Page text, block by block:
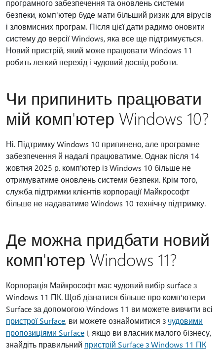
програмного забезпечення та оновлень системи
безпеки, комп'ютер буде мати більший ризик для вірусів
і зловмисних програм. Після цієї дати радимо оновити
систему до версії Windows, яка все ще підтримується.
Новий пристрій, який може працювати Windows 11
робить легкий перехід і чудовий досвід роботи.
Чи припинить працювати
мій комп'ютер Windows 10?
Ні. Підтримку Windows 10 припинено, але програмне
забезпечення й надалі працюватиме. Однак після 14
жовтня 2025 р. комп'ютер із Windows 10 більше не
отримуватиме оновлень системи безпеки. Крім того,
служба підтримки клієнтів корпорації Майкрософт
більше не надаватиме Windows 10 технічну підтримку.
Де можна придбати новий
комп'ютер Windows 11?
Корпорація Майкрософт має чудовий вибір surface з
Windows 11 ПК. Щоб дізнатися більше про комп'ютери
Surface за допомогою Windows 11 ви можете вивчити всі
пристрої Surface, ви можете ознайомитися з чудовими
пропозиціями Surface і, якщо ви власник малого бізнесу,
знайдіть правильний пристрій Surface з Windows 11 ПК